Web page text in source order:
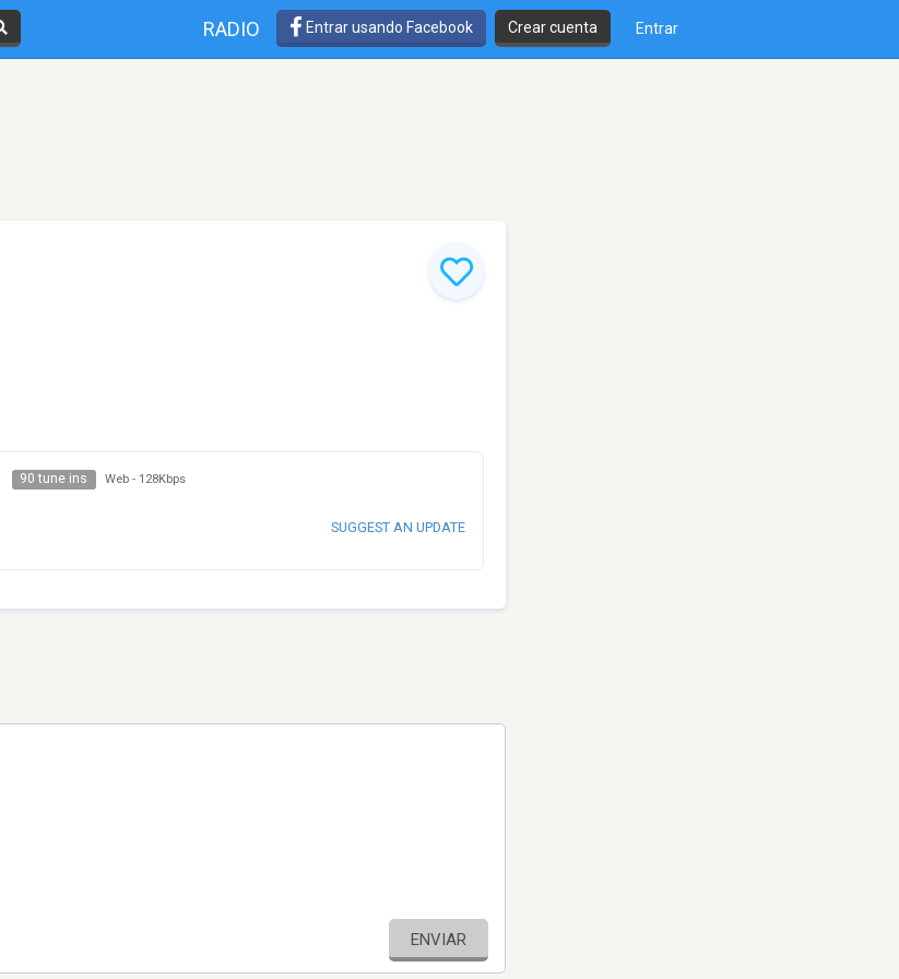
RADIO Entrar usando Facebook Crear cuenta Entrar
90 tune ins Web - 128Kbps
SUGGEST AN UPDATE
ENVIAR